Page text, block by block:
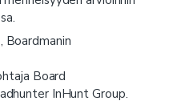
Boardmanin
Board
InHunt Group.